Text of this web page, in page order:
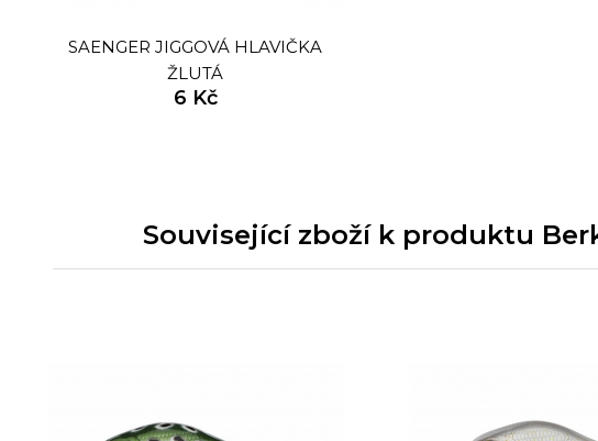
SAENGER JIGGOVÁ HLAVIČKA
ŽLUTÁ
6 Kč
Související zboží k produktu